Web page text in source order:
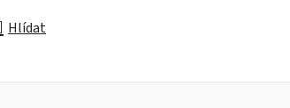
Hlídat